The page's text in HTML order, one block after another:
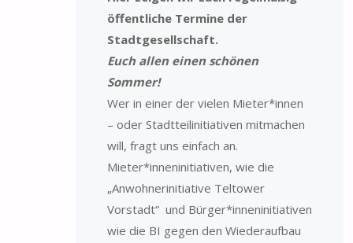
öffentliche Termine der
Stadtgesellschaft.
Euch allen einen schönen
Sommer!
Wer in einer der vielen Mieter*innen
– oder Stadtteilinitiativen mitmachen
will, fragt uns einfach an.
Mieter*inneninitiativen, wie die
„Anwohnerinitiative Teltower
Vorstadt“ und Bürger*inneninitiativen
wie die BI gegen den Wiederaufbau